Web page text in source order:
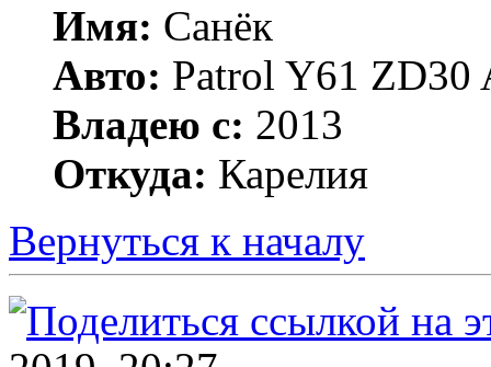
Имя: Санёк
Авто: Patrol Y61 ZD30
Владею с: 2013
Откуда: Карелия
Вернуться к началу